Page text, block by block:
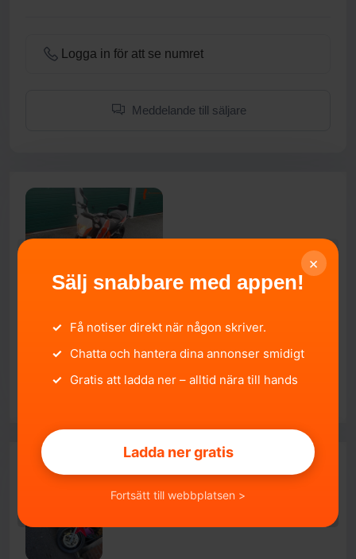
Logga in för att se numret
Meddelande till säljare
Örebro län, Örebro. 2026-06-06 21:56:51
50 000 SEK
×
Sälj snabbare med appen!
✓ Få notiser direkt när någon skriver.
✓ Chatta och hantera dina annonser smidigt
✓ Gratis att ladda ner – alltid nära till hands
Ladda ner gratis
Fortsätt till webbplatsen >